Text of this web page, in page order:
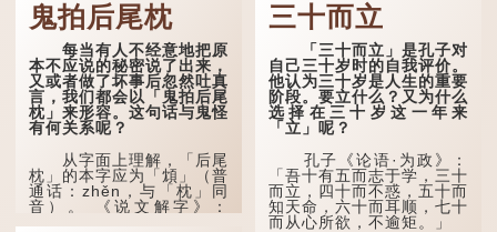
鬼拍后尾枕
每当有人不经意地把原
本不应说的秘密说了出来，
又或者做了坏事后忽然吐真
言，我们都会以「鬼拍后尾
枕」来形容。这句话与鬼怪
有何关系呢？
从字面上理解，「后尾
枕」的本字应为「䪴」（普
通话：zhěn，与「枕」同
音）。 《说文解字》：
三十而立
「三十而立」是孔子对
自己三十岁时的自我评价。
他认为三十岁是人生的重要
阶段。要立什么？又为什么
选择在三十岁这一年来
「立」呢？
孔子《论语·为政》：
「吾十有五而志于学，三十
而立，四十而不惑，五十而
知天命，六十而耳顺，七十
而从心所欲，不逾矩。」